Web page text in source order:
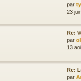
par
23
Re:
par
13
Re:
par